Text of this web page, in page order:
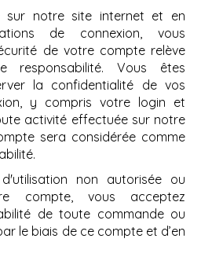
sur notre site internet et en
de connexion, vous
de votre compte relève
responsabilité. Vous êtes
la confidentialité de vos
y compris votre login et
activité effectuée sur notre
sera considérée comme
non autorisée ou
compte, vous acceptez
de toute commande ou
le biais de ce compte et d’en